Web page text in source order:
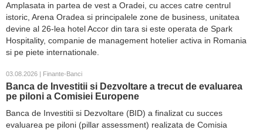
Amplasata in partea de vest a Oradei, cu acces catre centrul
istoric, Arena Oradea si principalele zone de business, unitatea
devine al 26-lea hotel Accor din tara si este operata de Spark
Hospitality, companie de management hotelier activa in Romania
si pe piete internationale.
03.08.2026 | Finante-Banci
Banca de Investitii si Dezvoltare a trecut de evaluarea
pe piloni a Comisiei Europene
Banca de Investitii si Dezvoltare (BID) a finalizat cu succes
evaluarea pe piloni (pillar assessment) realizata de Comisia